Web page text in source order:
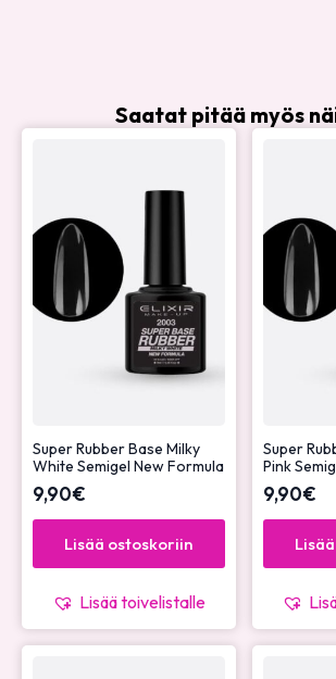
Saatat pitää myös
Super Rubber Base Milky
White Semigel New Formula
9,90€
Lisää ostoskoriin
Lisää toivelistalle
Super
Pink
9,90€